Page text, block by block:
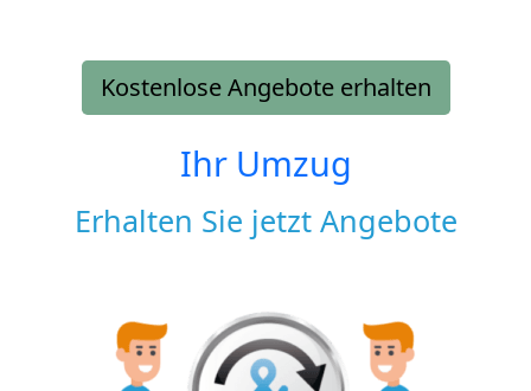
Kostenlose Angebote erhalten
Ihr Umzug
Erhalten Sie jetzt Angebote